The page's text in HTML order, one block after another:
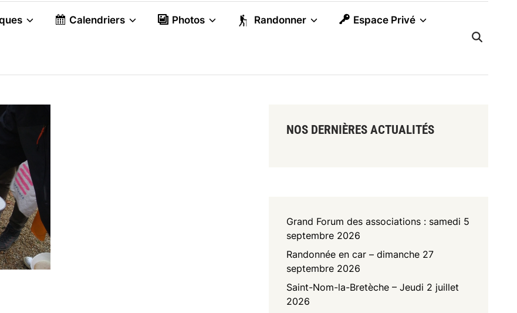
Calendriers Photos Randonner Espace Privé
NOS DERNIÈRES ACTUALITÉS
Grand Forum des associations : samedi 5
septembre 2026
Randonnée en car – dimanche 27
septembre 2026
Saint-Nom-la-Bretèche – Jeudi 2 juillet
2026